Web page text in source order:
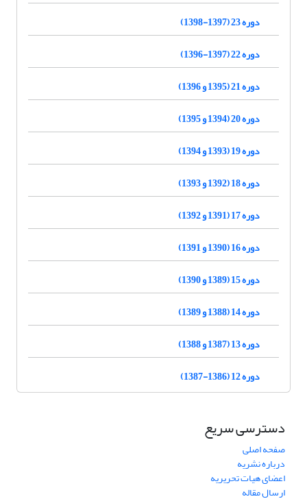
دوره 23 (1397-1398)
دوره 22 (1397-1396)
دوره 21 (1395 و 1396)
دوره 20 (1394 و 1395)
دوره 19 (1393 و 1394)
دوره 18 (1392 و 1393)
دوره 17 (1391 و 1392)
دوره 16 (1390 و 1391)
دوره 15 (1389 و 1390)
دوره 14 (1388 و 1389)
دوره 13 (1387 و 1388)
دوره 12 (1386-1387)
دسترسی سریع
صفحه اصلی
درباره نشریه
اعضای هیات تحریریه
ارسال مقاله